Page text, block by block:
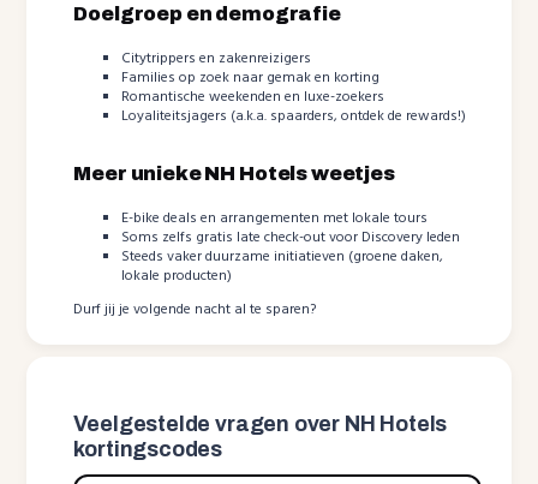
Doelgroep en demografie
Citytrippers en zakenreizigers
Families op zoek naar gemak en korting
Romantische weekenden en luxe-zoekers
Loyaliteitsjagers (a.k.a. spaarders, ontdek de rewards!)
Meer unieke NH Hotels weetjes
E-bike deals en arrangementen met lokale tours
Soms zelfs gratis late check-out voor Discovery leden
Steeds vaker duurzame initiatieven (groene daken,
lokale producten)
Durf jij je volgende nacht al te sparen?
Veelgestelde vragen over NH Hotels
kortingscodes